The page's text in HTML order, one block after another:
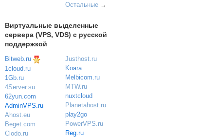
Остальные→
Виртуальные выделенные
сервера (VPS, VDS) с русской
поддержкой
Bitweb.ru
1cloud.ru
1Gb.ru
4Server.su
62yun.com
AdminVPS.ru
Ahost.eu
Beget.com
Clodo.ru
Justhost.ru
Koara
Melbicom.ru
MTW.ru
nuxtcloud
Planetahost.ru
play2go
PowerVPS.ru
Reg.ru